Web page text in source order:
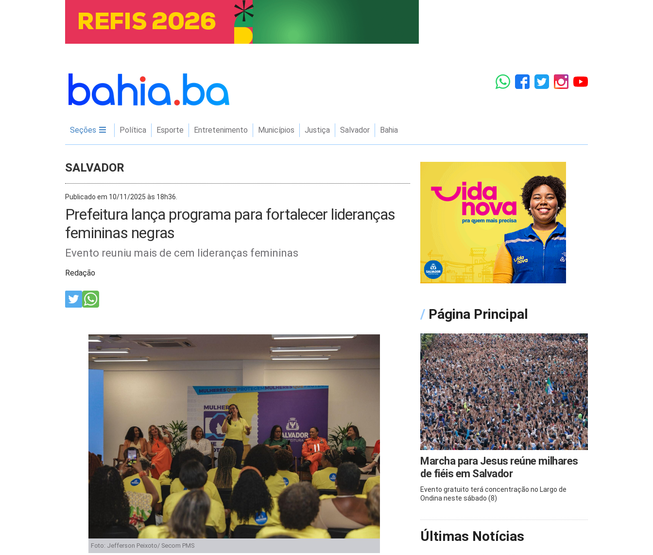
Seções Política Esporte Entretenimento Municípios Justiça Salvador Bahia
SALVADOR
Publicado em 10/11/2025 às 18h36.
Prefeitura lança programa para fortalecer lideranças
femininas negras
Evento reuniu mais de cem lideranças femininas
Redação
Foto: Jefferson Peixoto/ Secom PMS
/ Página Principal
Marcha para Jesus reúne milhares
de fiéis em Salvador
Evento gratuito terá concentração no Largo de
Ondina neste sábado (8)
Últimas Notícias